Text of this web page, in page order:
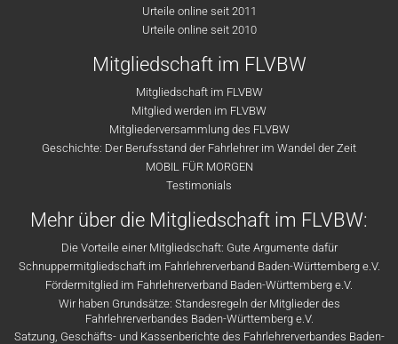
Urteile online seit 2011
Urteile online seit 2010
Mitgliedschaft im FLVBW
Mitgliedschaft im FLVBW
Mitglied werden im FLVBW
Mitgliederversammlung des FLVBW
Geschichte: Der Berufsstand der Fahrlehrer im Wandel der Zeit
MOBIL FÜR MORGEN
Testimonials
Mehr über die Mitgliedschaft im FLVBW:
Die Vorteile einer Mitgliedschaft: Gute Argumente dafür
Schnuppermitgliedschaft im Fahrlehrerverband Baden-Württemberg e.V.
Fördermitglied im Fahrlehrerverband Baden-Württemberg e.V.
Wir haben Grundsätze: Standesregeln der Mitglieder des
Fahrlehrerverbandes Baden-Württemberg e.V.
Satzung, Geschäfts- und Kassenberichte des Fahrlehrerverbandes Baden-